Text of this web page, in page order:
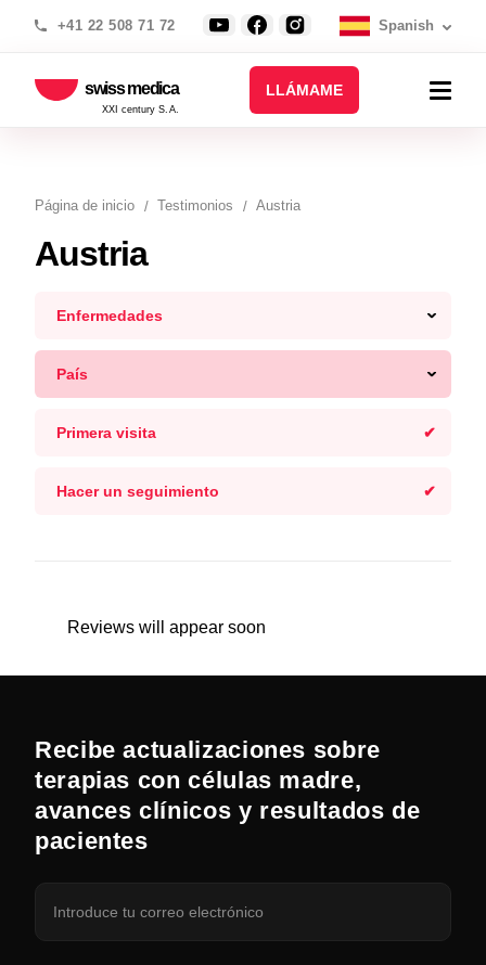
+41 22 508 71 72 Spanish
swiss medica
XXI century S.A.
LLÁMAME
Página de inicio Testimonios Austria
Austria
Enfermedades
País
Primera visita
Hacer un seguimiento
Reviews will appear soon
Recibe actualizaciones sobre
terapias con células madre,
avances clínicos y resultados de
pacientes